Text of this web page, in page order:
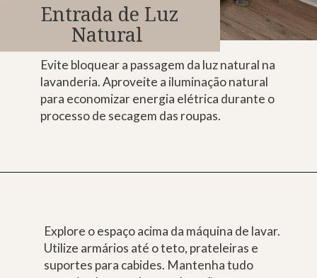
Evite bloquear a passagem da luz natural na
lavanderia. Aproveite a iluminação natural
para economizar energia elétrica durante o
processo de secagem das roupas.
Entrada de Luz
Natural
Explore o espaço acima da máquina de lavar.
Utilize armários até o teto, prateleiras e
suportes para cabides. Mantenha tudo